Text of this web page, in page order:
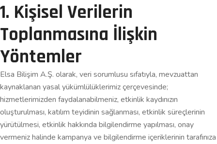
1. Kişisel Verilerin
Toplanmasına İlişkin
Yöntemler
Elsa Bilişim A.Ş. olarak, veri sorumlusu sıfatıyla, mevzuattan
kaynaklanan yasal yükümlülüklerimiz çerçevesinde;
hizmetlerimizden faydalanabilmeniz, etkinlik kaydınızın
oluşturulması, katılım teyidinin sağlanması, etkinlik süreçlerinin
yürütülmesi, etkinlik hakkında bilgilendirme yapılması, onay
vermeniz halinde kampanya ve bilgilendirme içeriklerinin tarafınıza